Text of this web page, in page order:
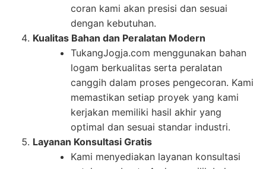
coran kami akan presisi dan sesuai
dengan kebutuhan.
Kualitas Bahan dan Peralatan Modern
TukangJogja.com menggunakan bahan
logam berkualitas serta peralatan
canggih dalam proses pengecoran. Kami
memastikan setiap proyek yang kami
kerjakan memiliki hasil akhir yang
optimal dan sesuai standar industri.
Layanan Konsultasi Gratis
Kami menyediakan layanan konsultasi